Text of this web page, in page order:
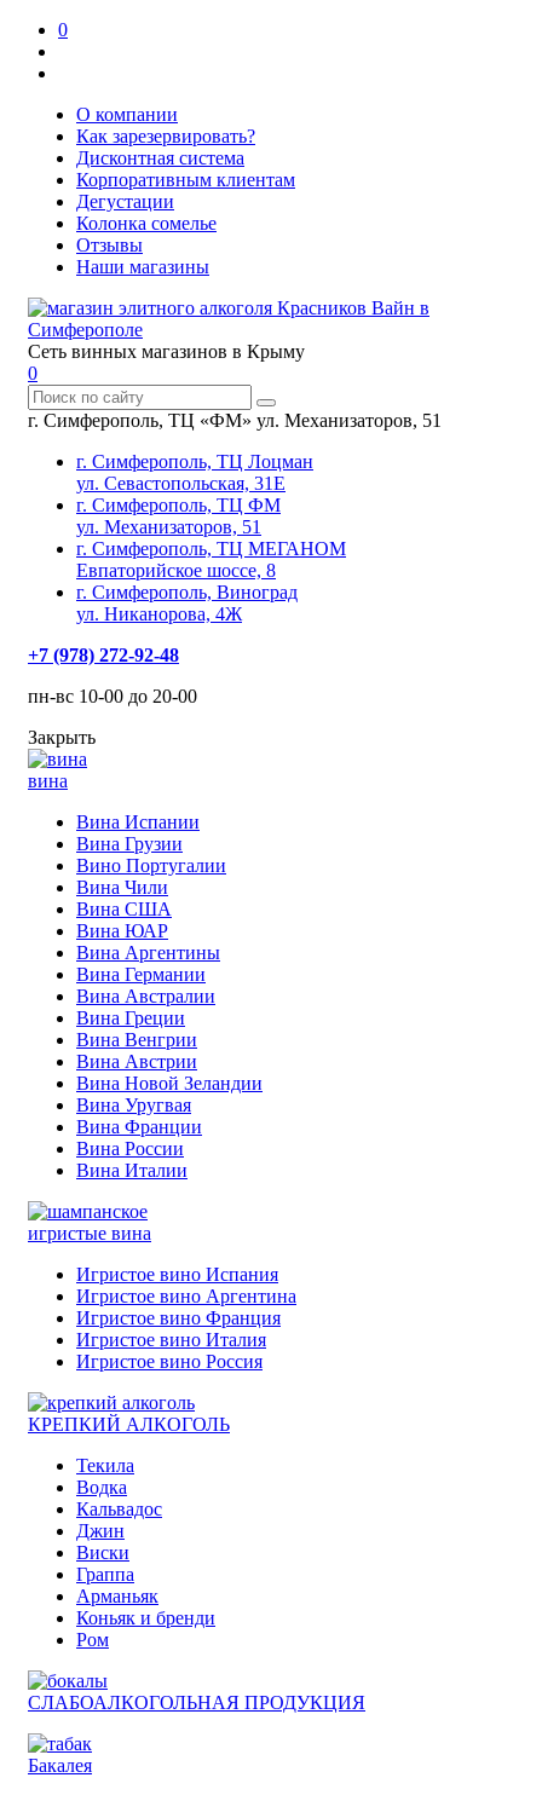
0
О компании
Как зарезервировать?
Дисконтная система
Корпоративным клиентам
Дегустации
Колонка сомелье
Отзывы
Наши магазины
Сеть винных магазинов в Крыму
0
г. Симферополь, ТЦ «ФМ» ул. Механизаторов, 51
г. Симферополь, ТЦ Лоцман
ул. Севастопольская, 31Е
г. Симферополь, ТЦ ФМ
ул. Механизаторов, 51
г. Симферополь, ТЦ МЕГАНОМ
Евпаторийское шоссе, 8
г. Симферополь, Виноград
ул. Никанорова, 4Ж
+7 (978) 272-92-48
пн-вс 10-00 до 20-00
Закрыть
вина
Вина Испании
Вина Грузии
Вино Португалии
Вина Чили
Вина США
Вина ЮАР
Вина Аргентины
Вина Германии
Вина Австралии
Вина Греции
Вина Венгрии
Вина Австрии
Вина Новой Зеландии
Вина Уругвая
Вина Франции
Вина России
Вина Италии
игристые вина
Игристое вино Испания
Игристое вино Аргентина
Игристое вино Франция
Игристое вино Италия
Игристое вино Россия
КРЕПКИЙ АЛКОГОЛЬ
Текила
Водка
Кальвадос
Джин
Виски
Граппа
Арманьяк
Коньяк и бренди
Ром
СЛАБОАЛКОГОЛЬНАЯ ПРОДУКЦИЯ
Бакалея